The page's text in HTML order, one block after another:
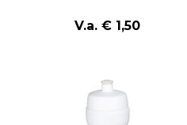
V.a. € 1,50